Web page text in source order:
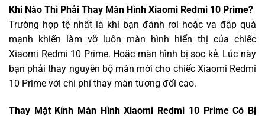
Khi Nào Thì Phải Thay Màn Hình Xiaomi Redmi 10 Prime?
Trường hợp tệ nhất là khi bạn đánh rơi hoặc va đập quá
mạnh khiến làm vỡ luôn màn hình hiển thị của chiếc
Xiaomi Redmi 10 Prime. Hoặc màn hình bị sọc kẻ. Lúc này
bạn phải thay nguyên bộ màn mới cho chiếc Xiaomi Redmi
10 Prime với chi phí thay màn tương đối cao.
Thay Mặt Kính Màn Hình Xiaomi Redmi 10 Prime Có Bị